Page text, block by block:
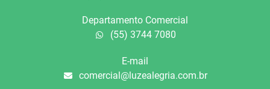
Departamento Comercial
(55) 3744 7080
E-mail
comercial@luzealegria.com.br